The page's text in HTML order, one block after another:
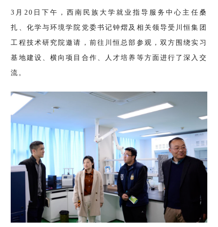
3月20日下午，西南民族大学就业指导服务中心主任桑
扎、化学与环境学院党委书记钟熠及相关领导受川恒集团
工程技术研究院邀请，前往川恒总部参观，双方围绕实习
基地建设、横向项目合作、人才培养等方面进行了深入交
流。